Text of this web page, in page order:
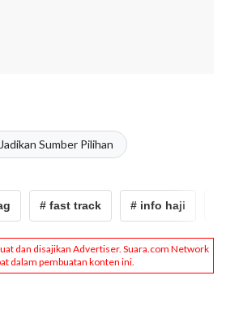
Jadikan Sumber Pilihan
# fast track # info haji